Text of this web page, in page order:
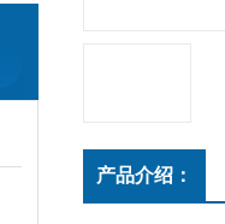
产品介绍：